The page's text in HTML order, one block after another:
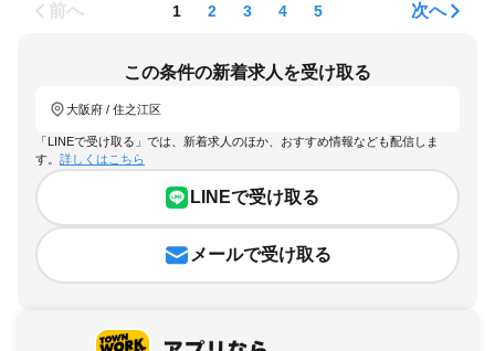
前へ 1 2 3 4 5 次へ
この条件の新着求人を受け取る
大阪府 / 住之江区
「LINEで受け取る」では、新着求人のほか、おすすめ情報なども配信しま
す。 詳しくはこちら
LINEで受け取る
メールで受け取る